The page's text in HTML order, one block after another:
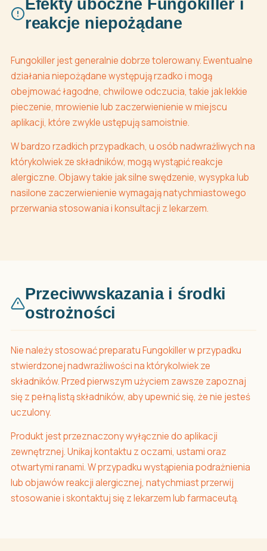
Efekty uboczne Fungokiller i
reakcje niepożądane
Fungokiller jest generalnie dobrze tolerowany. Ewentualne
działania niepożądane występują rzadko i mogą
obejmować łagodne, chwilowe odczucia, takie jak lekkie
pieczenie, mrowienie lub zaczerwienienie w miejscu
aplikacji, które zwykle ustępują samoistnie.
W bardzo rzadkich przypadkach, u osób nadwrażliwych na
którykolwiek ze składników, mogą wystąpić reakcje
alergiczne. Objawy takie jak silne swędzenie, wysypka lub
nasilone zaczerwienienie wymagają natychmiastowego
przerwania stosowania i konsultacji z lekarzem.
Przeciwwskazania i środki
ostrożności
Nie należy stosować preparatu Fungokiller w przypadku
stwierdzonej nadwrażliwości na którykolwiek ze
składników. Przed pierwszym użyciem zawsze zapoznaj
się z pełną listą składników, aby upewnić się, że nie jesteś
uczulony.
Produkt jest przeznaczony wyłącznie do aplikacji
zewnętrznej. Unikaj kontaktu z oczami, ustami oraz
otwartymi ranami. W przypadku wystąpienia podrażnienia
lub objawów reakcji alergicznej, natychmiast przerwij
stosowanie i skontaktuj się z lekarzem lub farmaceutą.